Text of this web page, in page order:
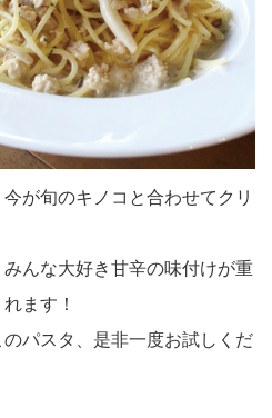
が旬のキノコと合わせてクリ
んな大好き甘辛の味付けが重
ます！
パスタ、是非一度お試しくだ